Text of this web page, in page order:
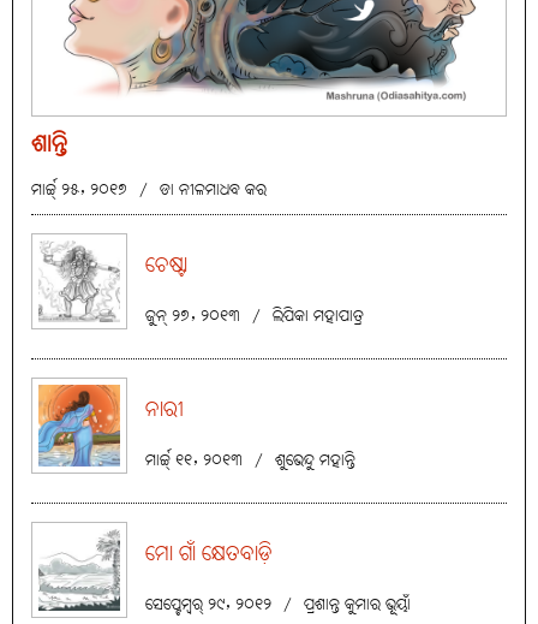
ଶାନ୍ତି
ମାର୍ଚ୍ଚ୍ ୨୫, ୨୦୧୭ / ଡା ନୀଳମାଧବ କର
ଚେଷ୍ଟା
ଜୁନ୍ ୨୭, ୨୦୧୩ / ଲିପିକା ମହାପାତ୍ର
ନାରୀ
ମାର୍ଚ୍ଚ୍ ୧୧, ୨୦୧୩ / ଶୁଭେନ୍ଦୁ ମହାନ୍ତି
ମୋ ଗାଁ କ୍ଷେତବାଡ଼ି
ସେପ୍ଟେମ୍ବର୍ ୨୯, ୨୦୧୨ / ପ୍ରଶାନ୍ତ କୁମାର ଭୂୟାଁ